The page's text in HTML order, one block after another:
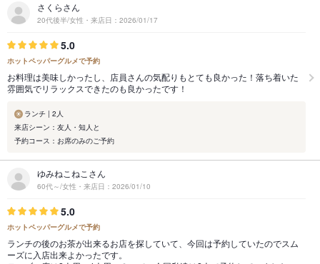
さくらさん
20代後半/女性・来店日：2026/01/17
5.0
ホットペッパーグルメで予約
お料理は美味しかったし、店員さんの気配りもとても良かった！落ち着いた
雰囲気でリラックスできたのも良かったです！
ランチ | 2人
来店シーン：友人・知人と
予約コース：お席のみのご予約
ゆみねこねこさん
60代～/女性・来店日：2026/01/10
5.0
ホットペッパーグルメで予約
ランチの後のお茶が出来るお店を探していて、今回は予約していたのでスム
ーズに入店出来よかったです。